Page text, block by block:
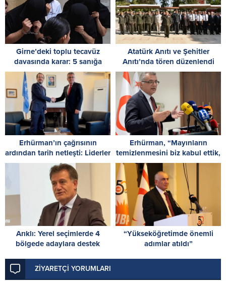
Girne’deki toplu tecavüz
davasında karar: 5 sanığa
toplam 55 yıl hapis
Atatürk Anıtı ve Şehitler
Anıtı’nda tören düzenlendi
Erhürman’ın çağrısının
ardından tarih netleşti: Liderler
26 Ağustos’ta buluşuyor
Erhürman, “Mayınların
temizlenmesini biz kabul ettik,
Rum tarafı reddetti”
Arıklı: Yerel seçimlerde 4
bölgede adaylara destek
Meclisi’nde
“Yükseköğretimde önemli
adımlar atıldı”
ZİYARETÇİ YORUMLARI